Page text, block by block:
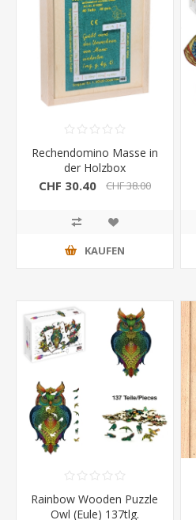
Rechendomino Masse in
der Holzbox
CHF 30.40 CHF 38.00
KAUFEN
Rainbow Wooden Puzzle
Owl (Eule) 137tlg.